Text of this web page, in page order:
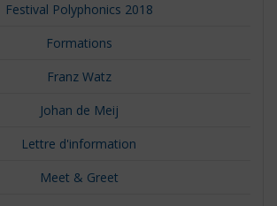
Festival Polyphonics 2018
Formations
Franz Watz
Johan de Meij
Lettre d'information
Meet & Greet